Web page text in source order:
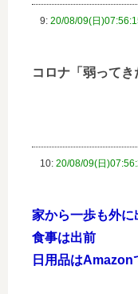
9: 20/08/09(日
コロナ「弱ってき
10: 20/08/09(日
家から一歩も外
食事は出前
日用品はAmazon